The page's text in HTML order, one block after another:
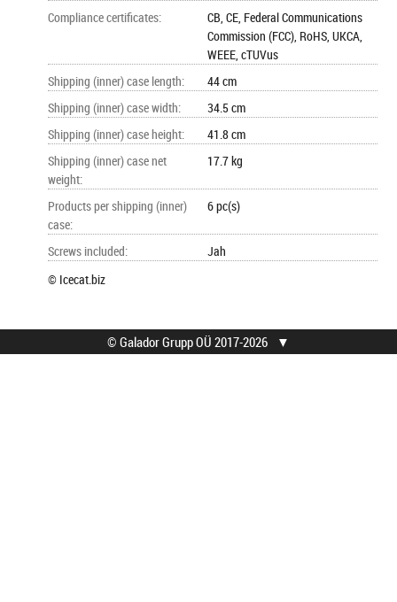
Compliance certificates:
CB, CE, Federal Communications
Commission (FCC), RoHS, UKCA,
WEEE, cTUVus
Shipping (inner) case length:
44 cm
Shipping (inner) case width:
34.5 cm
Shipping (inner) case height:
41.8 cm
Shipping (inner) case net
weight:
17.7 kg
Products per shipping (inner)
case:
6 pc(s)
Screws included:
Jah
© Icecat.biz
© Galador Grupp OÜ 2017-2026 ▼